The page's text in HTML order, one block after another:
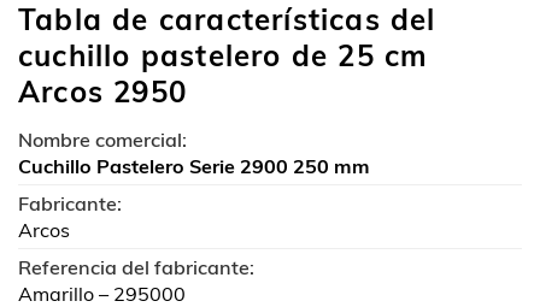
Tabla de características del
cuchillo pastelero de 25 cm
Arcos 2950
Nombre comercial:
Cuchillo Pastelero Serie 2900 250 mm
Fabricante:
Arcos
Referencia del fabricante:
Amarillo – 295000